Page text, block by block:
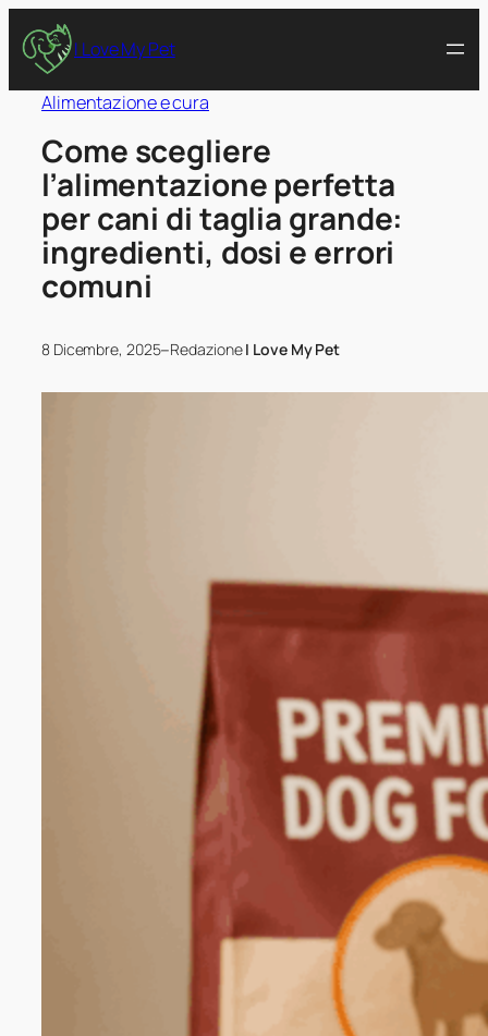
I Love My Pet
Alimentazione e cura
Come scegliere
l’alimentazione perfetta
per cani di taglia grande:
ingredienti, dosi e errori
comuni
8 Dicembre, 2025–RedazioneI Love My Pet